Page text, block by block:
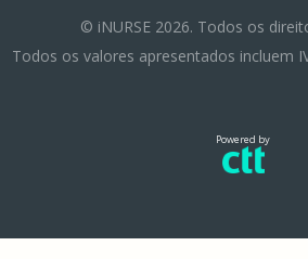
© iNURSE 2026. Todos os
Todos os valores apresentados incluem
Powered by